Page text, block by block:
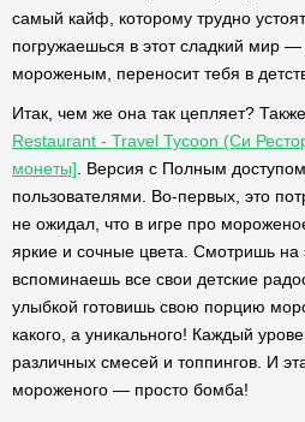
самый кайф, которому трудно
погружаешься в этот сладкий мир —
мороженым, переносит тебя в
Итак, чем же она так цепляет?
Restaurant - Travel Tycoon (Си
монеты] . Версия с Полным
пользователями. Во-первых, это
не ожидал, что в игре про
яркие и сочные цвета. Смотришь на
вспоминаешь все свои детские
улыбкой готовишь свою порцию
какого, а уникального! Каждый
различных смесей и топпингов. И
мороженого — просто бомба!